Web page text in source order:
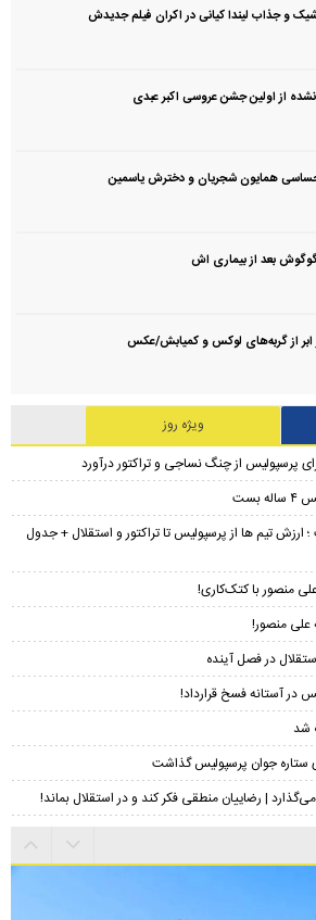
و جذاب لیندا کیانی در اکران فیلم جدیدش
از اولین جشن عروسی اکبر عبدی
همایون شجریان و دخترش یاسمین
بعد از بیماری اش
ابر از گربه‌های لوکس و کمیابش/عکس
ویژه روز
ارزش تیم ها از پرسپولیس تا تراکتور و استقلال + جدول
منصور با کتک‌کاری!
علی منصور!
در آستانه فسخ قرارداد!
شد
جوان پرسپولیس گذاشت
| رضاییان منطقی فکر کند و در استقلال بماند!